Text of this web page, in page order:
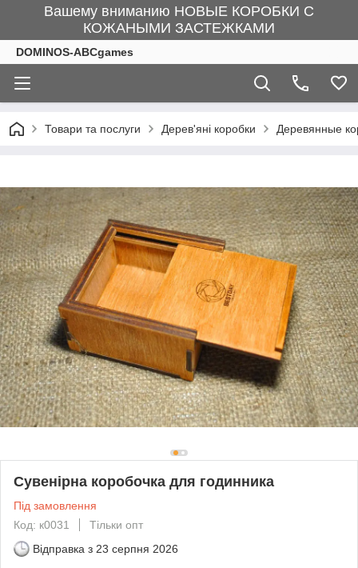
Вашему вниманию НОВЫЕ КОРОБКИ С
КОЖАНЫМИ ЗАСТЕЖКАМИ
DOMINOS-ABCgames
Товари та послуги Дерев'яні коробки Деревянные
Сувенірна коробочка для годинника
Під замовлення
Код: к0031
Тільки опт
Відправка з 23 серпня 2026